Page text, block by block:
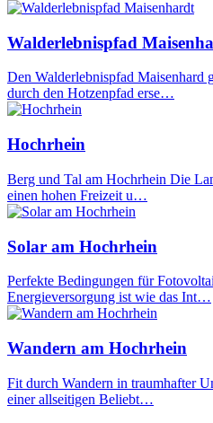
Walderlebnispfad
Den Walderlebnispfad Maisenhard
durch den Hotzenpfad erse…
Hochrhein
Berg und Tal am Hochrhein Die
einen hohen Freizeit u…
Solar am Hochrhein
Perfekte Bedingungen für
Energieversorgung ist wie das Int…
Wandern am Hochrhein
Fit durch Wandern in traumhafter
einer allseitigen Beliebt…